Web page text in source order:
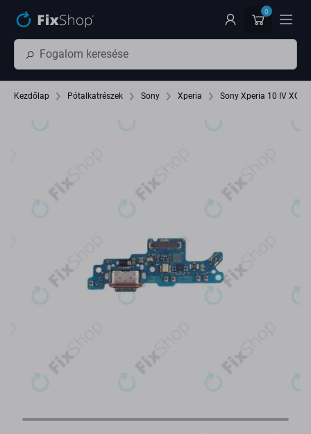
0
Kezdőlap Pótalkatrészek Sony Xperia Sony Xperia 10 IV